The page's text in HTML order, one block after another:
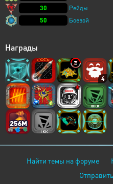
30
Рейды
50
Боевой
Награды
4
Найти темы на форуме